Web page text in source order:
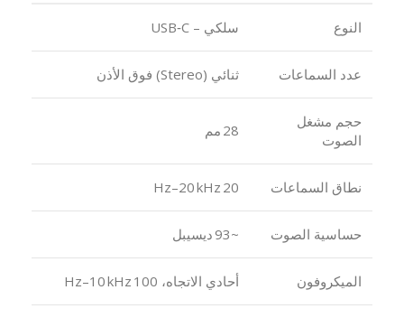
النوع سلكي – USB‑C
عدد السماعات ثنائي (Stereo) فوق الأذن
حجم مشغل
الصوت
28 مم
نطاق السماعات 20 Hz–20 kHz
حساسية الصوت ~93 ديسيبل
الميكروفون أحادي الاتجاه، 100 Hz–10 kHz